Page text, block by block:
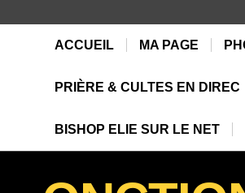
ACCUEIL MA PAGE
PRIÈRE & CULTES EN DIREC
BISHOP ELIE SUR LE NET